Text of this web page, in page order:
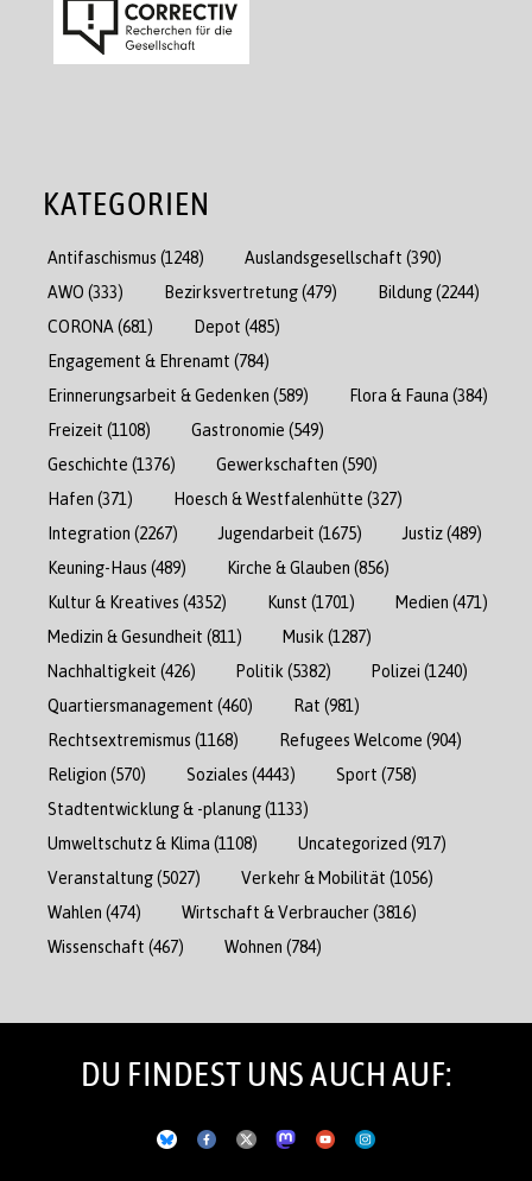
KATEGORIEN
Antifaschismus (1248) Auslandsgesellschaft (390)
AWO (333) Bezirksvertretung(479) Bildung(2244)
CORONA (681) Depot (485)
Engagement & Ehrenamt (784)
Erinnerungsarbeit & Gedenken (589) Flora & Fauna (384)
Freizeit (1108) Gastronomie (549)
Geschichte (1376) Gewerkschaften (590)
Hafen (371) Hoesch & Westfalenhütte (327)
Integration (2267) Jugendarbeit (1675) Justiz(489)
Keuning-Haus (489) Kirche & Glauben (856)
Kultur & Kreatives (4352) Kunst (1701) Medien (471)
Medizin & Gesundheit (811) Musik (1287)
Nachhaltigkeit (426) Politik (5382) Polizei (1240)
Quartiersmanagement (460) Rat (981)
Rechtsextremismus (1168) Refugees Welcome (904)
Religion (570) Soziales (4443) Sport (758)
Stadtentwicklung & -planung(1133)
Umweltschutz & Klima (1108) Uncategorized (917)
Veranstaltung(5027) Verkehr & Mobilität (1056)
Wahlen (474) Wirtschaft & Verbraucher(3816)
Wissenschaft (467) Wohnen (784)
DU FINDEST UNS AUCH AUF: